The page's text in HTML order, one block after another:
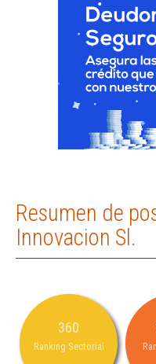
Resumen de
Innovacion Sl.
360
Ranking Sectorial